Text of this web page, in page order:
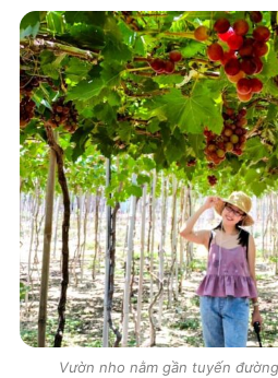
Vườn nho nằm gần tuyến